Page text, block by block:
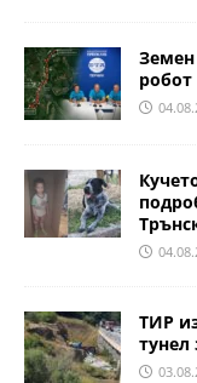
Земен
робот
ТИР
тунел